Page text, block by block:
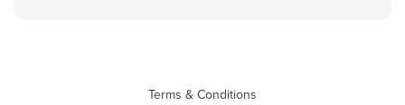
Terms & Conditions